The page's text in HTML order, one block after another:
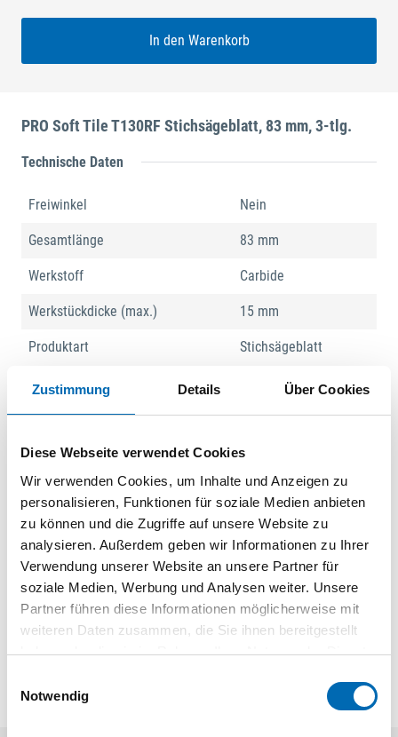
Zustimmung Details Über Cookies
Diese Webseite verwendet Cookies
Wir verwenden Cookies, um Inhalte und Anzeigen zu
personalisieren, Funktionen für soziale Medien anbieten
zu können und die Zugriffe auf unsere Website zu
analysieren. Außerdem geben wir Informationen zu Ihrer
Verwendung unserer Website an unsere Partner für
soziale Medien, Werbung und Analysen weiter. Unsere
Partner führen diese Informationen möglicherweise mit
weiteren Daten zusammen, die Sie ihnen bereitgestellt
haben oder die sie im Rahmen Ihrer Nutzung der Dienste
Notwendig
In den Warenkorb
PRO Soft Tile T130RF Stichsägeblatt, 83 mm, 3-tlg.
Technische Daten
Freiwinkel Nein
Gesamtlänge 83 mm
Werkstoff Carbide
Werkstückdicke (max.) 15 mm
Produktart Stichsägeblatt
Produktbeschreibung
Präzises Schneiden von Fliesen! Kohlenstoffstahl und
der präzise Ausschnitte in weichen Wandfliesen machen
muss? Das PRO Soft Tile T130RF Stichsägeblatt wurde
entwickelt, um diese Aufgabe leichter zu machen. Das PRO
Soft Tile T130RF ist ein präzises Stichsägeblatt, mit dem du
weiche Keramikwandfliesen effektiv schneiden kannst. Das
Blatt besteht aus Kohlenstoffstahl mit Carbide-Korn, damit du
präzise Ausschnitte in weichen Keramikwandfliesen mit einer
Dicke zwischen 5 und 10 mm erhältst.